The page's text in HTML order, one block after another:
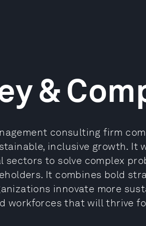
&
consulting firm
inclusive growth. It
sectors to solve complex
It combines bold
innovate more
workforces that will thrive